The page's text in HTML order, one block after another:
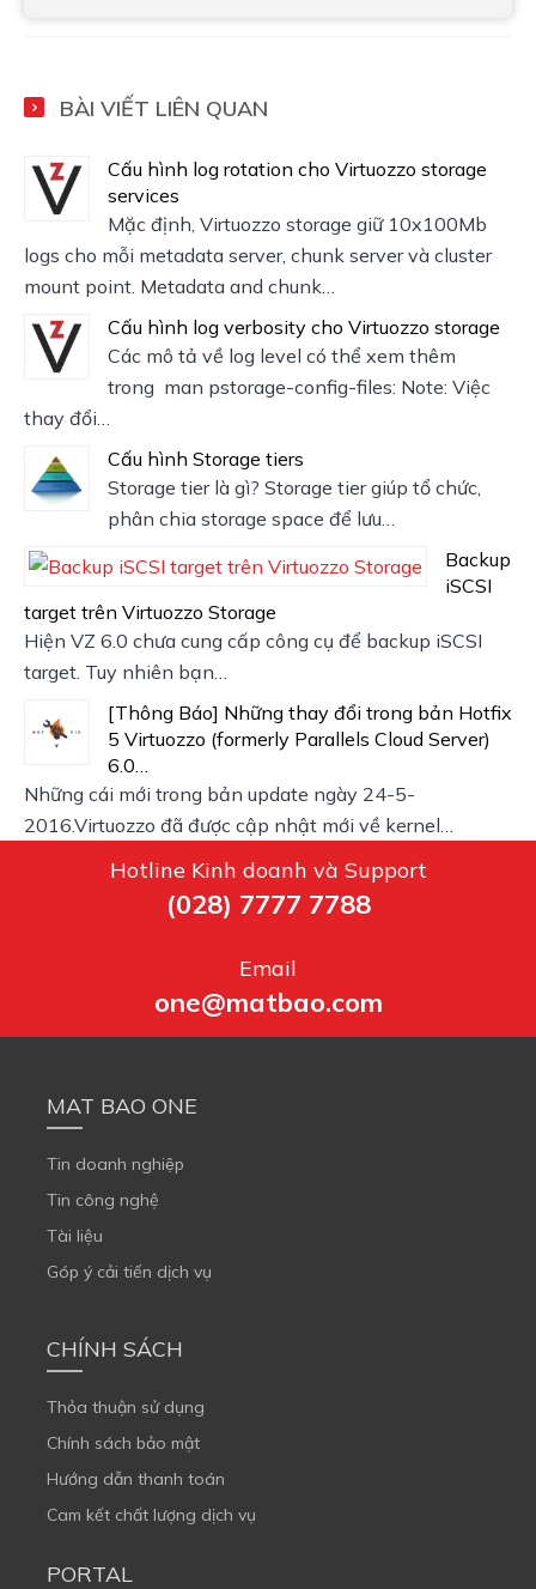
BÀI VIẾT LIÊN QUAN
Cấu hình log rotation cho Virtuozzo storage
services
Mặc định, Virtuozzo storage giữ 10x100Mb
logs cho mỗi metadata server, chunk server và cluster
mount point. Metadata and chunk…
Cấu hình log verbosity cho Virtuozzo storage
Các mô tả về log level có thể xem thêm
trong man pstorage-config-files: Note: Việc
thay đổi…
Cấu hình Storage tiers
Storage tier là gì? Storage tier giúp tổ chức,
phân chia storage space để lưu…
Backup
iSCSI
target trên Virtuozzo Storage
Hiện VZ 6.0 chưa cung cấp công cụ để backup iSCSI
target. Tuy nhiên bạn…
[Thông Báo] Những thay đổi trong bản Hotfix
5 Virtuozzo (formerly Parallels Cloud Server)
6.0…
Những cái mới trong bản update ngày 24-5-
2016.Virtuozzo đã được cập nhật mới về kernel…
Hotline Kinh doanh và Support
(028) 7777 7788
Email
one@matbao.com
MAT BAO ONE
Tin doanh nghiệp
Tin công nghệ
Tài liệu
Góp ý cải tiến dịch vụ
CHÍNH SÁCH
Thỏa thuận sử dụng
Chính sách bảo mật
Hướng dẫn thanh toán
Cam kết chất lượng dịch vụ
PORTAL